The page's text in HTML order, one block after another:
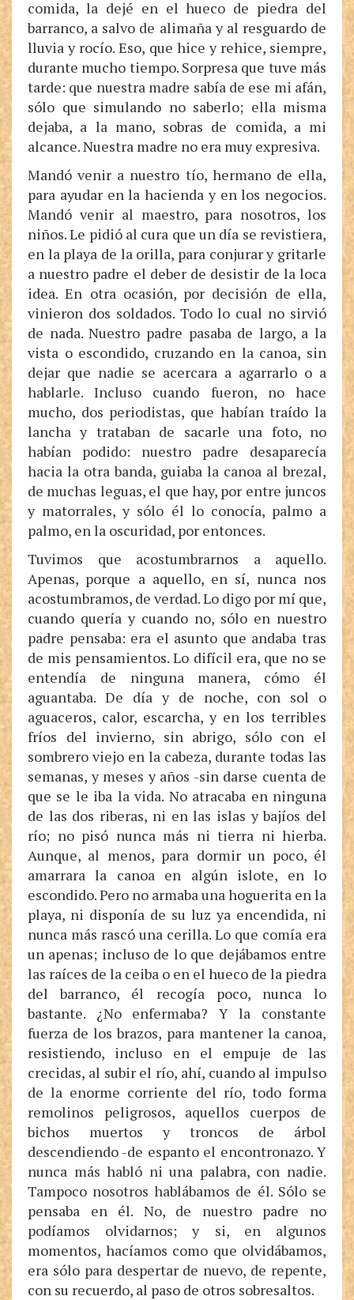
comida, la dejé en el hueco de piedra del
barranco, a salvo de alimaña y al resguardo de
lluvia y rocío. Eso, que hice y rehice, siempre,
durante mucho tiempo. Sorpresa que tuve más
tarde: que nuestra madre sabía de ese mi afán,
sólo que simulando no saberlo; ella misma
dejaba, a la mano, sobras de comida, a mi
alcance. Nuestra madre no era muy expresiva.
Mandó venir a nuestro tío, hermano de ella,
para ayudar en la hacienda y en los negocios.
Mandó venir al maestro, para nosotros, los
niños. Le pidió al cura que un día se revistiera,
en la playa de la orilla, para conjurar y gritarle
a nuestro padre el deber de desistir de la loca
idea. En otra ocasión, por decisión de ella,
vinieron dos soldados. Todo lo cual no sirvió
de nada. Nuestro padre pasaba de largo, a la
vista o escondido, cruzando en la canoa, sin
dejar que nadie se acercara a agarrarlo o a
hablarle. Incluso cuando fueron, no hace
mucho, dos periodistas, que habían traído la
lancha y trataban de sacarle una foto, no
habían podido: nuestro padre desaparecía
hacia la otra banda, guiaba la canoa al brezal,
de muchas leguas, el que hay, por entre juncos
y matorrales, y sólo él lo conocía, palmo a
palmo, en la oscuridad, por entonces.
Tuvimos que acostumbrarnos a aquello.
Apenas, porque a aquello, en sí, nunca nos
acostumbramos, de verdad. Lo digo por mí que,
cuando quería y cuando no, sólo en nuestro
padre pensaba: era el asunto que andaba tras
de mis pensamientos. Lo difícil era, que no se
entendía de ninguna manera, cómo él
aguantaba. De día y de noche, con sol o
aguaceros, calor, escarcha, y en los terribles
fríos del invierno, sin abrigo, sólo con el
sombrero viejo en la cabeza, durante todas las
semanas, y meses y años -sin darse cuenta de
que se le iba la vida. No atracaba en ninguna
de las dos riberas, ni en las islas y bajíos del
río; no pisó nunca más ni tierra ni hierba.
Aunque, al menos, para dormir un poco, él
amarrara la canoa en algún islote, en lo
escondido. Pero no armaba una hoguerita en la
playa, ni disponía de su luz ya encendida, ni
nunca más rascó una cerilla. Lo que comía era
un apenas; incluso de lo que dejábamos entre
las raíces de la ceiba o en el hueco de la piedra
del barranco, él recogía poco, nunca lo
bastante. ¿No enfermaba? Y la constante
fuerza de los brazos, para mantener la canoa,
resistiendo, incluso en el empuje de las
crecidas, al subir el río, ahí, cuando al impulso
de la enorme corriente del río, todo forma
remolinos peligrosos, aquellos cuerpos de
bichos muertos y troncos de árbol
descendiendo -de espanto el encontronazo. Y
nunca más habló ni una palabra, con nadie.
Tampoco nosotros hablábamos de él. Sólo se
pensaba en él. No, de nuestro padre no
podíamos olvidarnos; y si, en algunos
momentos, hacíamos como que olvidábamos,
era sólo para despertar de nuevo, de repente,
con su recuerdo, al paso de otros sobresaltos.